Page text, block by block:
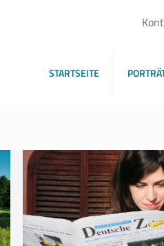
STARTSEITE